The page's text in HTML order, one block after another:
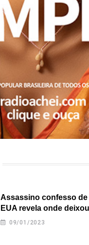
Assassino confesso
EUA revela onde
09/01/2023